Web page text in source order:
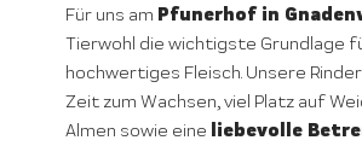
Für uns am Pfunerhof in
Tierwohl die wichtigste Grundlage
hochwertiges Fleisch. Unsere
Zeit zum Wachsen, viel Platz auf
Almen sowie eine liebevolle